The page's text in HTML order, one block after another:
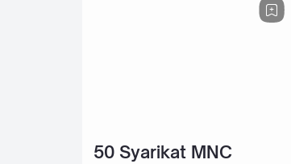
50 Syarikat MNC